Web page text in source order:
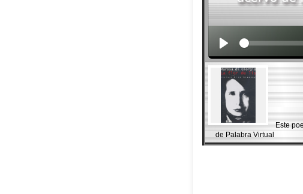
Este
de Palabra Virtual